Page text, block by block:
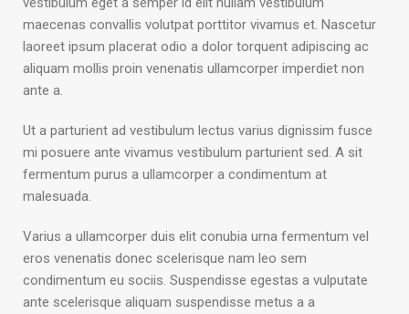
maecenas convallis volutpat porttitor vivamus et. Nascetur
laoreet ipsum placerat odio a dolor torquent adipiscing ac
aliquam mollis proin venenatis ullamcorper imperdiet non
ante a.
Ut a parturient ad vestibulum lectus varius dignissim fusce
mi posuere ante vivamus vestibulum parturient sed. A sit
fermentum purus a ullamcorper a condimentum at
malesuada.
Varius a ullamcorper duis elit conubia urna fermentum vel
eros venenatis donec scelerisque nam leo sem
condimentum eu sociis. Suspendisse egestas a vulputate
ante scelerisque aliquam suspendisse metus a a